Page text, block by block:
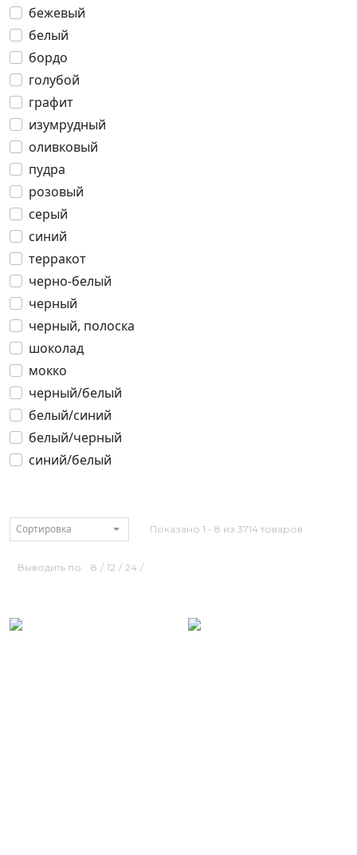
бежевый
белый
бордо
голубой
графит
изумрудный
оливковый
пудра
розовый
серый
синий
терракот
черно-белый
черный
черный, полоска
шоколад
мокко
черный/белый
белый/синий
белый/черный
синий/белый
Сортировка Показано 1 - 8 из 3714 товаров
Выводить по 8 / 12 / 24 /